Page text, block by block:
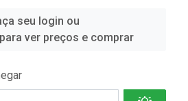
seu login ou
ver preços e comprar